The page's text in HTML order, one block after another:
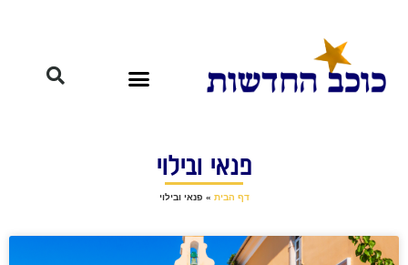
פנאי ובילוי
דף הבית » פנאי ובילוי